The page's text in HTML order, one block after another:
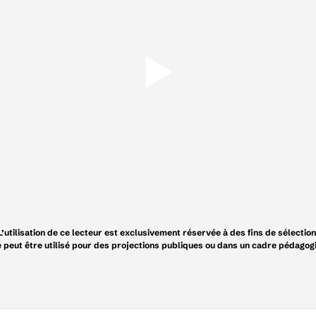
de ce lecteur est exclusivement réservée à des fins de
peut être utilisé pour des projections publiques ou dans un cadre